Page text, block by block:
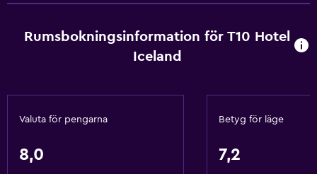
Rumsbokningsinformation för T10 Hotel
Iceland
Valuta för pengarna
8,0
Betyg för läge
7,2